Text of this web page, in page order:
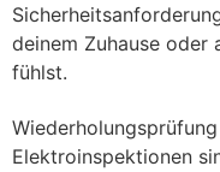
deinem Zuhause oder
fühlst.
Elektroinspektionen